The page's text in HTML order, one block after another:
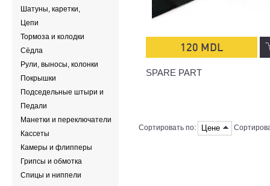
Шатуны, каретки,
передние звезды
Цепи
Тормоза и колодки
Сёдла
Рули, выносы, колонки
Покрышки
Подседельные штыри и
хомуты
Педали
Манетки и переключатели
Кассеты
Камеры и флипперы
Грипсы и обмотка
Спицы и ниппели
120 MDL
SPARE PART
Сортировать по: Цене